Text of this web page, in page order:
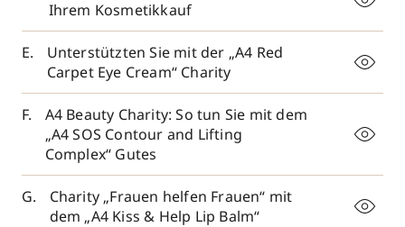
Ihrem Kosmetikkauf
Unterstützten Sie mit der „A4 Red
Carpet Eye Cream“ Charity
A4 Beauty Charity: So tun Sie mit dem
„A4 SOS Contour and Lifting
Complex“ Gutes
Charity „Frauen helfen Frauen“ mit
dem „A4 Kiss & Help Lip Balm“